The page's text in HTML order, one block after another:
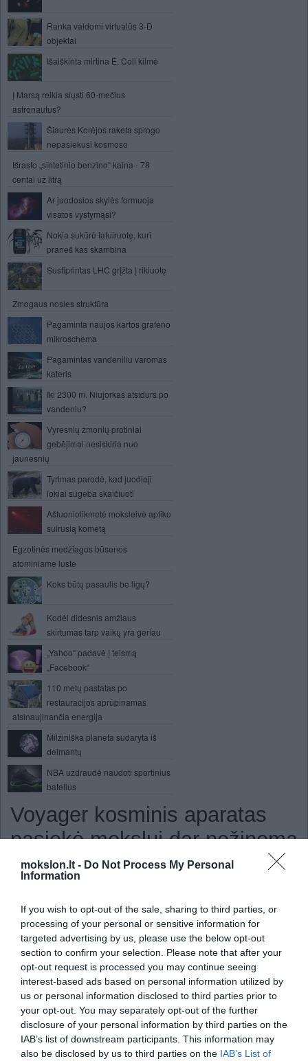
mokslon.lt - Do Not Process My Personal
Information
If you wish to opt-out of the sale, sharing to third parties, or
processing of your personal or sensitive information for
targeted advertising by us, please use the below opt-out
section to confirm your selection. Please note that after your
opt-out request is processed you may continue seeing
interest-based ads based on personal information utilized by
us or personal information disclosed to third parties prior to
your opt-out. You may separately opt-out of the further
disclosure of your personal information by third parties on the
IAB’s list of downstream participants. This information may
also be disclosed by us to third parties on the IAB’s List of
Ranka valdomi virtualūs 3-D
objektai
Išaiškinta mirtina E. Coli kilmė
Į Marsą reikia siųsti 60-mečius
astronautus?
Šiaurės Korėjos raketa sprogo
nepasiekusi kosmoso
Išrasto „sintetinio benzino“ kaina - 78
centai už litrą
Ar juodosios skylės formuoja
visatos vystymąsi?
Nokia sukūrė tatuiruotę, kuri
praneš kas skambina
Sustiprintas LHC grįžta į rikiuotę
Žmogaus nosies struktūra
Pagaminta naujos kartos grafeno
mikroschema
Pagamintas vandeniliu varomas
kateris
Iki 2300 m. Niujorkas atsidurs po
vandeniu?
Vyresnių žmonių protiniai
gebėjimai nesiskiria nuo
jaunesnių
Tyrimas parodė, kad juodieji
lokiai sugeba skaičiuoti
Aštuoniolikmetė moksleivė aptiko
suirusią kometą
Egzotinės medžiagos būsenos
atominiame luste
Koks būtų pasaulis be ligų?
Kodėl didesnis amžiaus
skirtumas tarp vaikų yra geriau
„Yahoo“ padavė į teismą
„Facebook“
110 metų pastatas po
restauracijos aprūpinamas
atsinaujinančia energija
Milžiniška planeta sudaryta iš
deimantų
NBA uždraudė naudoti sportinius
batelius
Voyager kosminis aparatas
pasiekė mokslui dar nežinomą
kosminės erdvės dalį
Po daugiau nei 30 metų trunkančios
kosminis aparatas „Voyager-1“ pasiekė
nežinomą kosminės erdvės dalį tarp
sistemos ir tarpžvaigždinės erdvės.
Apie tai vakar pranešė NASA atstovai.
šiuo metu „Voyager-1“ yra už maždaug 18
kilometrų nuo Saulės, o iš jo gauti
kad kosminis zondas pasiekė naują
regioną, kurį mokslininkai vadina „sąstingio sritimi“, skelbia „Space.com“.